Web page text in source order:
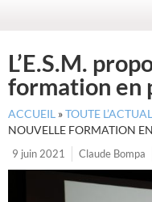
L’E.S.M.
formation en
ACCUEIL »TOUTE
NOUVELLE FORMATION
9 juin 2021
Claude Bompa